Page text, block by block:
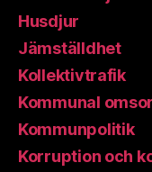
Husdjur
Jämställdhet
Kollektivtrafik
Kommunal
Kommunpolitik
Korruption och